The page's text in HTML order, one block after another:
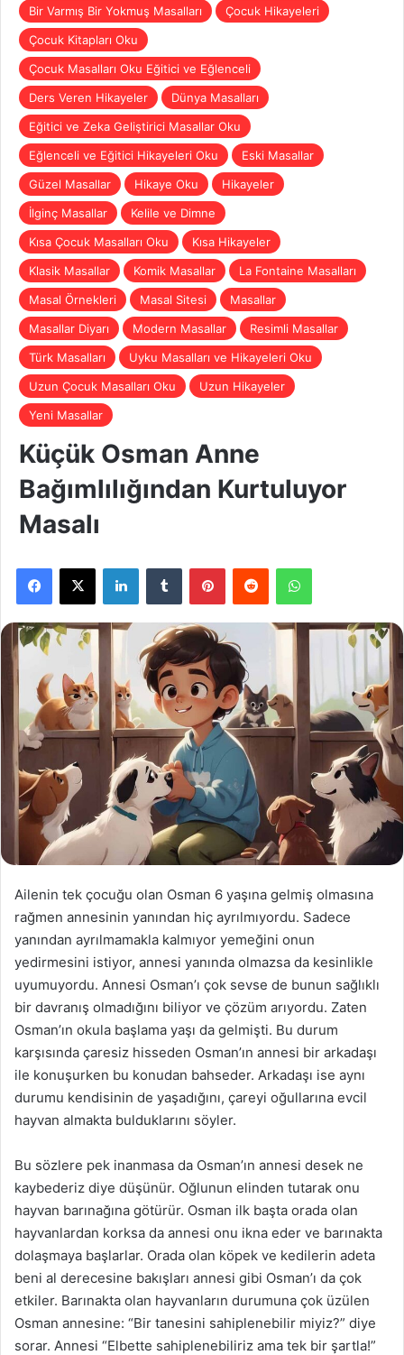
Bir Varmış Bir Yokmuş Masalları
Çocuk Hikayeleri
Çocuk Kitapları Oku
Çocuk Masalları Oku Eğitici ve Eğlenceli
Ders Veren Hikayeler
Dünya Masalları
Eğitici ve Zeka Geliştirici Masallar Oku
Eğlenceli ve Eğitici Hikayeleri Oku
Eski Masallar
Güzel Masallar
Hikaye Oku
Hikayeler
İlginç Masallar
Kelile ve Dimne
Kısa Çocuk Masalları Oku
Kısa Hikayeler
Klasik Masallar
Komik Masallar
La Fontaine Masalları
Masal Örnekleri
Masal Sitesi
Masallar
Masallar Diyarı
Modern Masallar
Resimli Masallar
Türk Masalları
Uyku Masalları ve Hikayeleri Oku
Uzun Çocuk Masalları Oku
Uzun Hikayeler
Yeni Masallar
Küçük Osman Anne
Bağımlılığından Kurtuluyor
Masalı
Facebook
X LinkedInTumblr PinterestReddit WhatsApp
Ailenin tek çocuğu olan Osman 6 yaşına gelmiş olmasına
rağmen annesinin yanından hiç ayrılmıyordu. Sadece
yanından ayrılmamakla kalmıyor yemeğini onun
yedirmesini istiyor, annesi yanında olmazsa da kesinlikle
uyumuyordu. Annesi Osman’ı çok sevse de bunun sağlıklı
bir davranış olmadığını biliyor ve çözüm arıyordu. Zaten
Osman’ın okula başlama yaşı da gelmişti. Bu durum
karşısında çaresiz hisseden Osman’ın annesi bir arkadaşı
ile konuşurken bu konudan bahseder. Arkadaşı ise aynı
durumu kendisinin de yaşadığını, çareyi oğullarına evcil
hayvan almakta bulduklarını söyler.
Bu sözlere pek inanmasa da Osman’ın annesi desek ne
kaybederiz diye düşünür. Oğlunun elinden tutarak onu
hayvan barınağına götürür. Osman ilk başta orada olan
hayvanlardan korksa da annesi onu ikna eder ve barınakta
dolaşmaya başlarlar. Orada olan köpek ve kedilerin adeta
beni al derecesine bakışları annesi gibi Osman’ı da çok
etkiler. Barınakta olan hayvanların durumuna çok üzülen
Osman annesine: “Bir tanesini sahiplenebilir miyiz?” diye
sorar. Annesi “Elbette sahiplenebiliriz ama tek bir şartla!”